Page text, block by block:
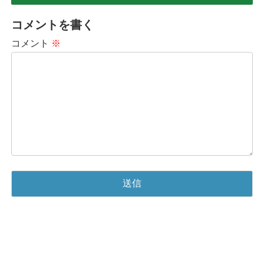
コメントを書く
コメント ※